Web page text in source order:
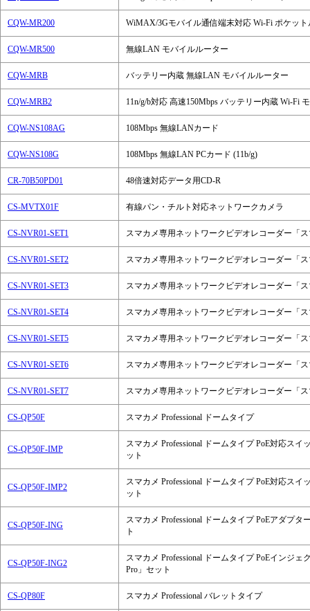
CQW-MR200 WiMAX/3Gモバイル通信端末対応 Wi-Fi ポケット
CQW-MR500 無線LAN モバイルルーター
CQW-MRB バッテリー内蔵 無線LAN モバイルルーター
CQW-MRB2 11n/g/b対応 高速150Mbps バッテリー内蔵 Wi-Fi
CQW-NS108AG 108Mbps 無線LANカード
CQW-NS108G 108Mbps 無線LAN PCカード (11b/g)
CR-70B50PD01 48倍速対応データ用CD-R
CS-MVTX01F 有線パン・チルト対応ネットワークカメラ
CS-NVR01-SET1 スマカメ専用ネットワークビデオレコーダー「
CS-NVR01-SET2 スマカメ専用ネットワークビデオレコーダー「
CS-NVR01-SET3 スマカメ専用ネットワークビデオレコーダー「
CS-NVR01-SET4 スマカメ専用ネットワークビデオレコーダー「
CS-NVR01-SET5 スマカメ専用ネットワークビデオレコーダー「
CS-NVR01-SET6 スマカメ専用ネットワークビデオレコーダー「
CS-NVR01-SET7 スマカメ専用ネットワークビデオレコーダー「
CS-QP50F スマカメ Professional ドームタイプ
CS-QP50F-IMP
スマカメ Professional ドームタイプ PoE対応ス
ット
CS-QP50F-IMP2
スマカメ Professional ドームタイプ PoE対応ス
ット
CS-QP50F-ING
スマカメ Professional ドームタイプ PoEアダプ
ト
CS-QP50F-ING2
スマカメ Professional ドームタイプ PoEインジ
Pro」セット
CS-QP80F スマカメ Professional バレットタイプ